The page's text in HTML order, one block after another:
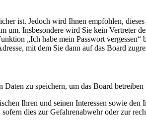
ist. Jedoch wird Ihnen empfohlen,
um. Insbesondere wird Sie kein Vertreter
„Ich habe mein Passwort
mit dem Sie dann auf das Board
zu speichern, um das Board
Ihren und seinen Interessen sowie
dies zur Gefahrenabwehr oder zur